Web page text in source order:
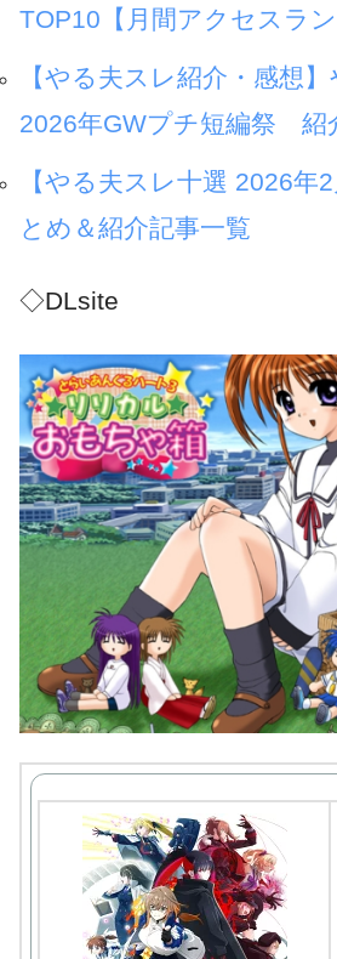
TOP10【月間アクセスラン
【やる夫スレ紹介・感想
2026年GWプチ短編祭 紹
【やる夫スレ十選 2026年
とめ＆紹介記事一覧
◇DLsite